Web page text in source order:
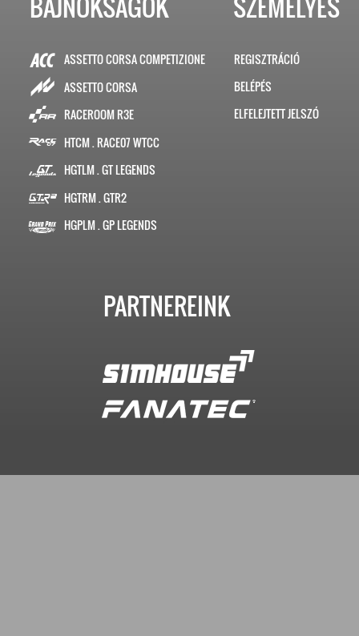
ASSETTO CORSA COMPETIZIONE
ASSETTO CORSA
RACEROOM R3E
HTCM . RACE07 WTCC
HGTLM . GT LEGENDS
HGTRM . GTR2
HGPLM . GP LEGENDS
REGISZTRÁCIÓ
BELÉPÉS
ELFELEJTETT JELSZÓ
PARTNEREINK